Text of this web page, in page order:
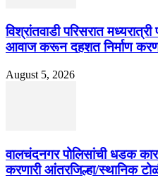
विश्रांतवाडी परिसरात
आवाज करून दहशत निर्माण
August 5, 2026
वालचंदनगर पोलिसांची धडक
करणारी आंतरजिल्हा/स्थानिक